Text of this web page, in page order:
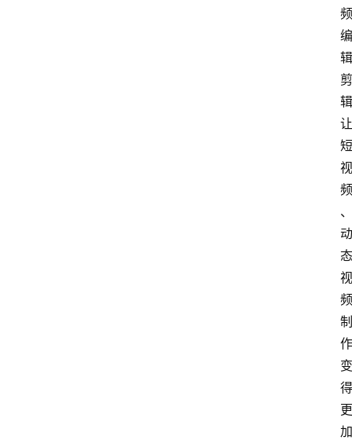
频
编
辑
剪
辑
让
短
视
频
、
动
态
视
频
制
作
变
得
更
加